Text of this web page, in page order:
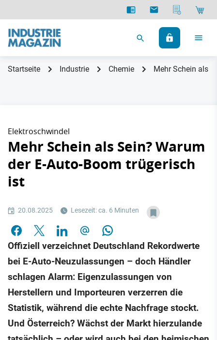
Startseite Industrie Chemie Mehr Schein als
Elektroschwindel
Mehr Schein als Sein? Warum
der E-Auto-Boom trügerisch
ist
20.08.2025 Lesezeit: ca. 6 Minuten
Offiziell verzeichnet Deutschland Rekordwerte
bei E-Auto-Neuzulassungen – doch Händler
schlagen Alarm: Eigenzulassungen von
Herstellern und Importeuren verzerren die
Statistik, während die echte Nachfrage stockt.
Und Österreich? Wächst der Markt hierzulande